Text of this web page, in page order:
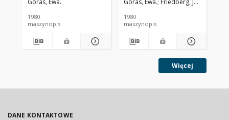
powiązań D R S z
Goras, Ewa.
1980
maszynopis
planowania układu
Goras, Ewa. Friedberg, Jan.
1980
maszynopis
Więcej
DANE KONTAKTOWE